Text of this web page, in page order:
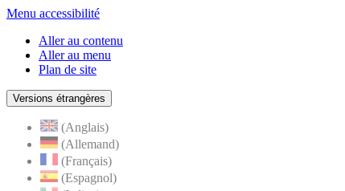
Menu accessibilité
Aller au contenu
Aller au menu
Plan de site
Versions étrangères
(Anglais)
(Allemand)
(Français)
(Espagnol)